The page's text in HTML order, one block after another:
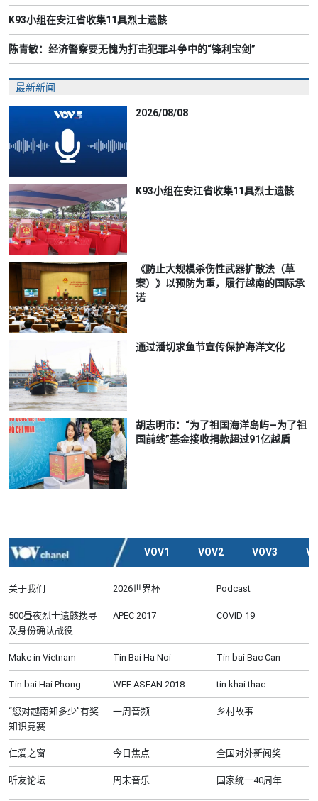
K93小组在安江省收集11具烈士遗骸
陈青敏：经济警察要无愧为打击犯罪斗争中的“锋利宝剑”
最新新闻
2026/08/08
K93小组在安江省收集11具烈士遗骸
《防止大规模杀伤性武器扩散法（草
案）》以预防为重，履行越南的国际承
诺
通过潘切求鱼节宣传保护海洋文化
胡志明市：“为了祖国海洋岛屿—为了祖
国前线”基金接收捐款超过91亿越盾
VOV1 VOV2 VOV3
关于我们 2026世界杯 Podcast
500昼夜烈士遗骸搜寻
及身份确认战役
APEC 2017 COVID 19
Make in Vietnam Tin Bai Ha Noi Tin bai Bac Can
Tin bai Hai Phong WEF ASEAN 2018 tin khai thac
“您对越南知多少”有奖
知识竞赛
一周音频 乡村故事
仁爱之窗 今日焦点 全国对外新闻奖
听友论坛 周末音乐 国家统一40周年